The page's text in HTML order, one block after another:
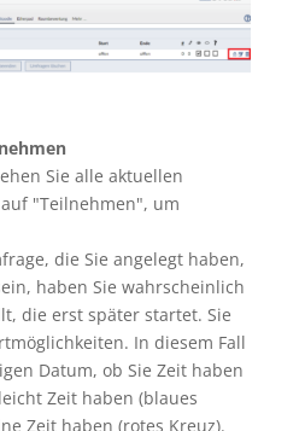
Sie alle aktuellen
"Teilnehmen", um
die Sie angelegt haben,
haben Sie wahrscheinlich
die erst später startet. Sie
In diesem Fall
Datum, ob Sie Zeit haben
Zeit haben (blaues
Zeit haben (rotes Kreuz).